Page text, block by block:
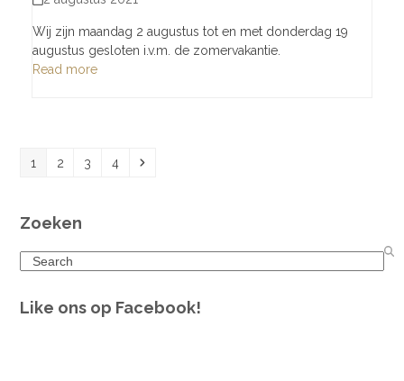
Wij zijn maandag 2 augustus tot en met donderdag 19
augustus gesloten i.v.m. de zomervakantie.
Read more
Page
1 Page
2 Page
3 Page
4 Next
Zoeken
Search
Like ons op Facebook!